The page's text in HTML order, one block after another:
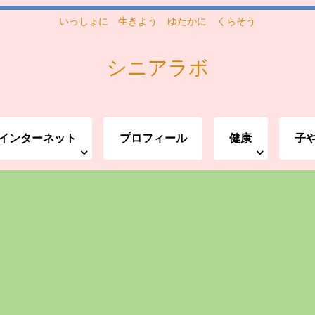
いっしょに 生きよう ゆたかに くらそう
シニアラボ
ンターネット プロフィール 健康 子